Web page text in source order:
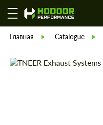
Главная Catalogue